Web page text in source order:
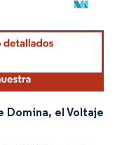
según CC BY 4.0.
Domina, el Voltaje